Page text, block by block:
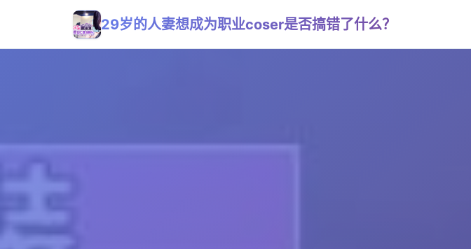
29岁的人妻想成为职业coser是否搞错了什么？